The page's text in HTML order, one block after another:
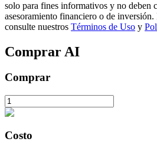
Obtenga ganancias a largo plazo e
solo para fines informativos y no deben
asesoramiento financiero o de
consulte nuestros Términos de Uso y
Comprar AI
Comprar
Costo